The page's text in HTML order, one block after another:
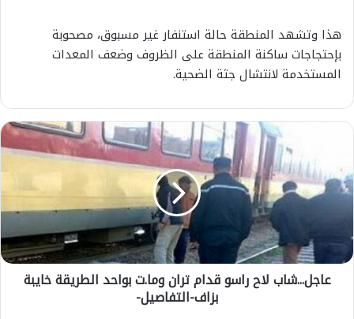
هذا وتشهد المنطقة حالة استنفار غير مسبوق، مصحوبة
بإحتجاجات ساكنة المنطقة على الظروف وضعف المعدات
المستخدمة لانتشال جثة الضحية.
ل
.
.
ش
ا
عاجل...شاب لاح راسو قدام تران وما.ت بواحد الطريقة خايبة
بزاف-التفاصيل-